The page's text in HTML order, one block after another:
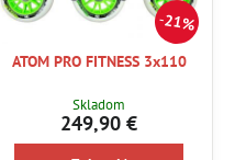
21%
ATOM PRO FITNESS 3x110
Skladom
249,90 €